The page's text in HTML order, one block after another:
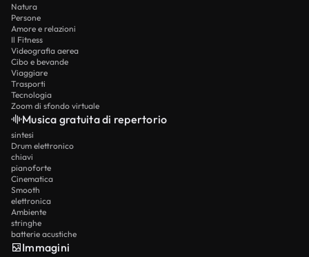
Natura
Persone
Amore e relazioni
Il Fitness
Videografia aerea
Cibo e bevande
Viaggiare
Trasporti
Tecnologia
Zoom di sfondo virtuale
Musica gratuita di repertorio
sintesi
Drum elettronico
chiavi
pianoforte
Cinematica
Smooth
elettronica
Ambiente
stringhe
batterie acustiche
Immagini